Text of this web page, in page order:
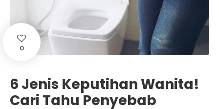
0
6 Jenis Keputihan Wanita!
Cari Tahu Penyebab